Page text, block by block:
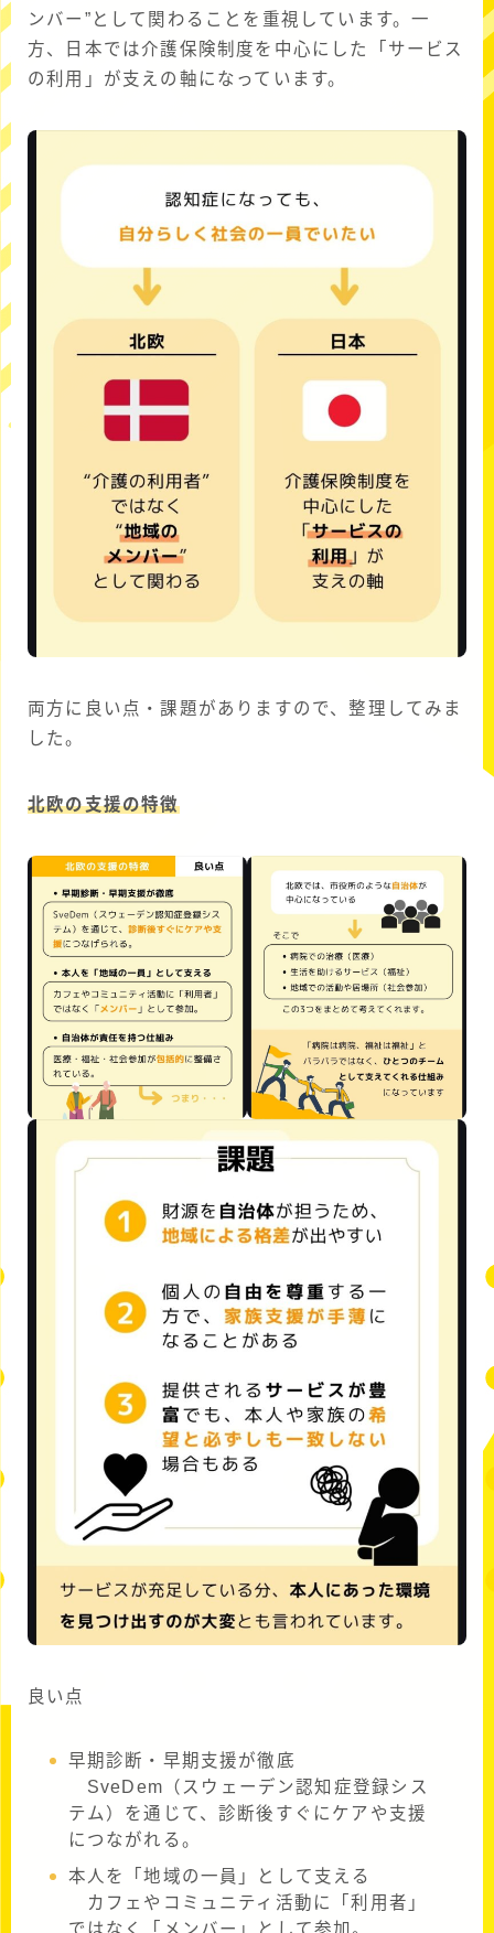
ンバー”として関わることを重視しています。一
方、日本では介護保険制度を中心にした「サービス
の利用」が支えの軸になっています。
両方に良い点・課題がありますので、整理してみま
した。
北欧の支援の特徴
良い点
早期診断・早期支援が徹底
SveDem（スウェーデン認知症登録シス
テム）を通じて、診断後すぐにケアや支援
につながれる。
本人を「地域の一員」として支える
カフェやコミュニティ活動に「利用者」